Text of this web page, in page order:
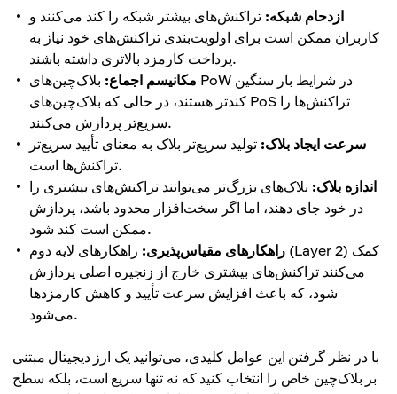
ازدحام شبکه: تراکنش‌های بیشتر شبکه را کند می‌کنند و
کاربران ممکن است برای اولویت‌بندی تراکنش‌های خود نیاز به
پرداخت کارمزد بالاتری داشته باشند.
مکانیسم اجماع: بلاک‌چین‌های PoW در شرایط بار سنگین
کندتر هستند، در حالی که بلاک‌چین‌های PoS تراکنش‌ها را
سریع‌تر پردازش می‌کنند.
سرعت ایجاد بلاک: تولید سریع‌تر بلاک به معنای تأیید سریع‌تر
تراکنش‌ها است.
اندازه بلاک: بلاک‌های بزرگ‌تر می‌توانند تراکنش‌های بیشتری را
در خود جای دهند، اما اگر سخت‌افزار محدود باشد، پردازش
ممکن است کند شود.
راهکارهای مقیاس‌پذیری: راهکارهای لایه دوم (Layer 2) کمک
می‌کنند تراکنش‌های بیشتری خارج از زنجیره اصلی پردازش
شود، که باعث افزایش سرعت تأیید و کاهش کارمزدها
می‌شود.
با در نظر گرفتن این عوامل کلیدی، می‌توانید یک ارز دیجیتال مبتنی
بر بلاک‌چین خاص را انتخاب کنید که نه تنها سریع است، بلکه سطح